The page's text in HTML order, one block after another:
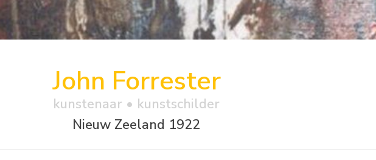
John Forrester
kunstenaar • kunstschilder
Nieuw Zeeland 1922